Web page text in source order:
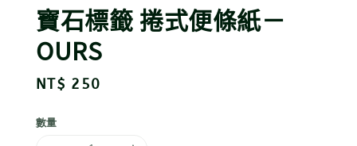
寶石標籤 捲式便條紙－
OURS
Regular
NT$ 250
數量